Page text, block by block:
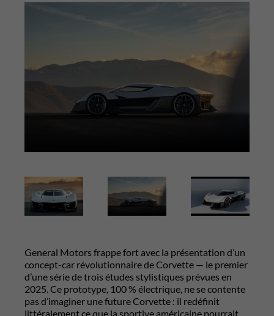
General Motors frappe fort avec la présentation d’un
concept-car révolutionnaire de Corvette — le premier
d’une série de trois études stylistiques prévues en
2025. Ce prototype, 100 % électrique, ne se contente
pas d’imaginer une future Corvette : il redéfinit
littéralement ce que la sportive américaine pourrait